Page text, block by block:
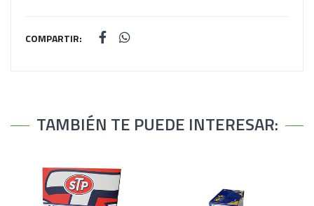
COMPARTIR:
TAMBIÉN TE PUEDE INTERESAR: